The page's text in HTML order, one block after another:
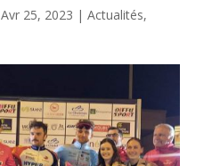
Avr 25, 2023 | Actualités,